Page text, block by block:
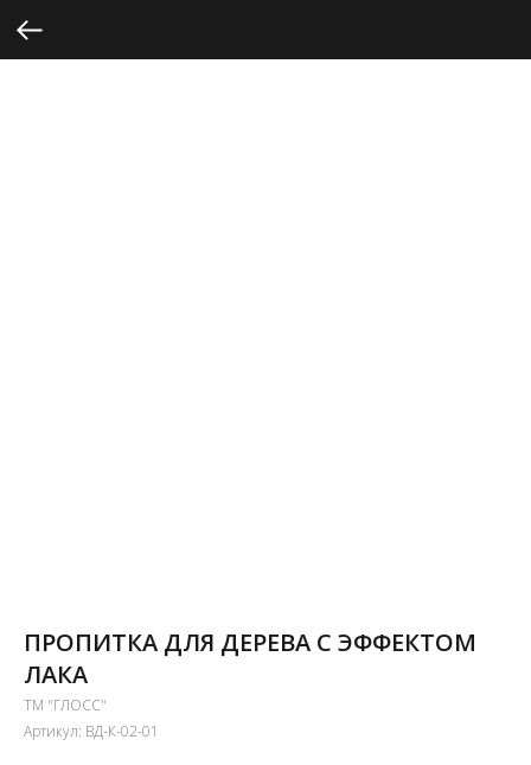
ПРОПИТКА ДЛЯ ДЕРЕВА С ЭФФЕКТОМ
ЛАКА
ТМ "ГЛОСС"
Артикул: ВД-К-02-01